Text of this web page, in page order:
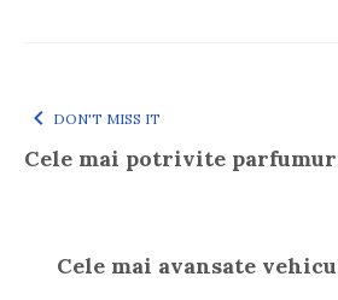
DON'T MISS IT
Cele mai potrivite
Cele mai avansate